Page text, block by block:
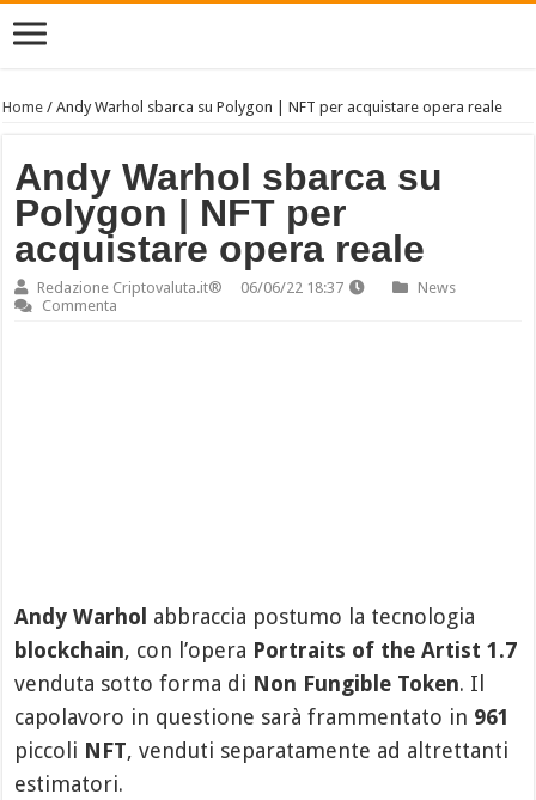
Home /Andy Warhol sbarca su Polygon | NFT per acquistare opera reale
Andy Warhol sbarca su
Polygon | NFT per
acquistare opera reale
Redazione Criptovaluta.it® 06/06/22 18:37
News
Commenta
Andy Warhol abbraccia postumo la tecnologia
blockchain, con l’opera Portraits of the Artist 1.7
venduta sotto forma di Non Fungible Token. Il
capolavoro in questione sarà frammentato in 961
piccoli NFT, venduti separatamente ad altrettanti
estimatori.